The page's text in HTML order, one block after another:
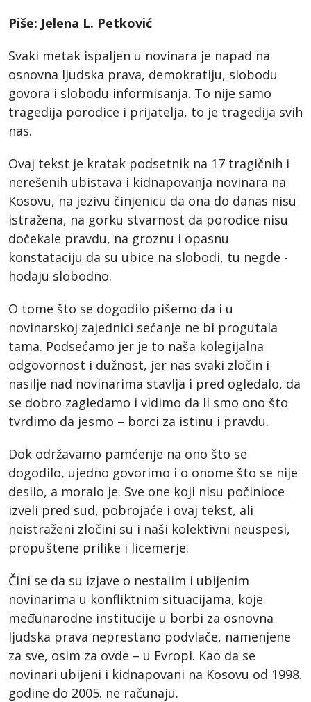
Piše: Jelena L. Petković
Svaki metak ispaljen u novinara je napad na
osnovna ljudska prava, demokratiju, slobodu
govora i slobodu informisanja. To nije samo
tragedija porodice i prijatelja, to je tragedija svih
nas.
Ovaj tekst je kratak podsetnik na 17 tragičnih i
nerešenih ubistava i kidnapovanja novinara na
Kosovu, na jezivu činjenicu da ona do danas nisu
istražena, na gorku stvarnost da porodice nisu
dočekale pravdu, na groznu i opasnu
konstataciju da su ubice na slobodi, tu negde -
hodaju slobodno.
O tome što se dogodilo pišemo da i u
novinarskoj zajednici sećanje ne bi progutala
tama. Podsećamo jer je to naša kolegijalna
odgovornost i dužnost, jer nas svaki zločin i
nasilje nad novinarima stavlja i pred ogledalo, da
se dobro zagledamo i vidimo da li smo ono što
tvrdimo da jesmo – borci za istinu i pravdu.
Dok održavamo pamćenje na ono što se
dogodilo, ujedno govorimo i o onome što se nije
desilo, a moralo je. Sve one koji nisu počinioce
izveli pred sud, pobrojaće i ovaj tekst, ali
neistraženi zločini su i naši kolektivni neuspesi,
propuštene prilike i licemerje.
Čini se da su izjave o nestalim i ubijenim
novinarima u konfliktnim situacijama, koje
međunarodne institucije u borbi za osnovna
ljudska prava neprestano podvlače, namenjene
za sve, osim za ovde – u Evropi. Kao da se
novinari ubijeni i kidnapovani na Kosovu od 1998.
godine do 2005. ne računaju.